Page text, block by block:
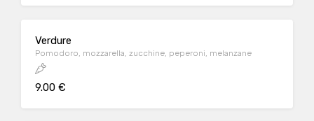
Verdure
Pomodoro, mozzarella, zucchine, peperoni, melanzane
9.00 €